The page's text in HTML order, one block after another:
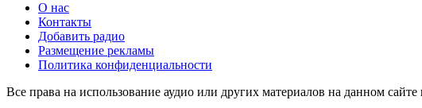
О нас
Контакты
Добавить радио
Размещение рекламы
Политика конфиденциальности
Все права на использование аудио или других материалов на данном